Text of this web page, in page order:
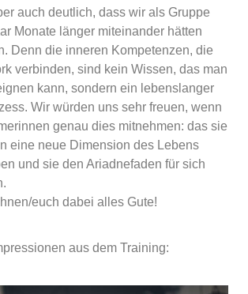
auch deutlich, dass wir als Gruppe
Monate länger miteinander hätten
Denn die inneren Kompetenzen, die
verbinden, sind kein Wissen, das man
kann, sondern ein lebenslanger
Wir würden uns sehr freuen, wenn
genau dies mitnehmen: das sie
eine neue Dimension des Lebens
und sie den Ariadnefaden für sich
euch dabei alles Gute!
aus dem Training: